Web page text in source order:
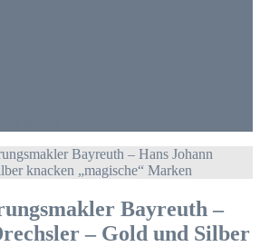
Bayreuth – Hans Johann
knacken „magische“ Marken
Bayreuth –
– Gold und Silber